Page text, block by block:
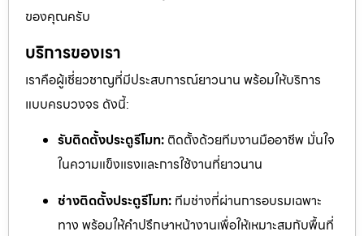
ของคุณครับ
บริการของเรา
เราคือผู้เชี่ยวชาญที่มีประสบการณ์ยาวนาน พร้อมให้บริการ
แบบครบวงจร ดังนี้:
รับติดตั้งประตูรีโมท: ติดตั้งด้วยทีมงานมืออาชีพ มั่นใจ
ในความแข็งแรงและการใช้งานที่ยาวนาน
ช่างติดตั้งประตูรีโมท: ทีมช่างที่ผ่านการอบรมเฉพาะ
ทาง พร้อมให้คำปรึกษาหน้างานเพื่อให้เหมาะสมกับพื้นที่